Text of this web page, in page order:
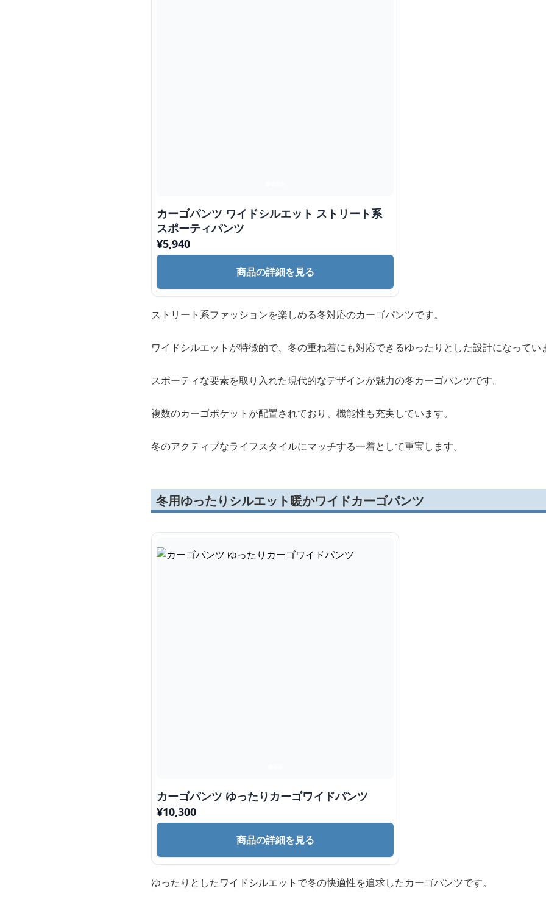
カーゴパンツ ワイドシルエット ストリート系
スポーティパンツ
¥5,940
商品の詳細を見る
ストリート系ファッションを楽しめる冬対応のカーゴパンツです。
ワイドシルエットが特徴的で、冬の重ね着にも対応できるゆったりとした設計になってい
スポーティな要素を取り入れた現代的なデザインが魅力の冬カーゴパンツです。
複数のカーゴポケットが配置されており、機能性も充実しています。
冬のアクティブなライフスタイルにマッチする一着として重宝します。
冬用ゆったりシルエット暖かワイドカーゴパンツ
カーゴパンツ ゆったりカーゴワイドパンツ
¥10,300
商品の詳細を見る
ゆったりとしたワイドシルエットで冬の快適性を追求したカーゴパンツです。